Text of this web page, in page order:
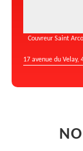
Couvreur Saint
17 avenue du Velay,